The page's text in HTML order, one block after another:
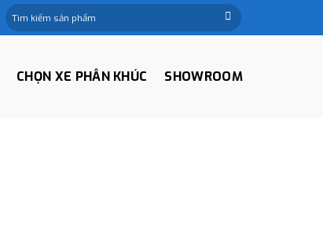
Tìm
kiếm:
CHỌN XE PHÂN KHÚC SHOWROOM